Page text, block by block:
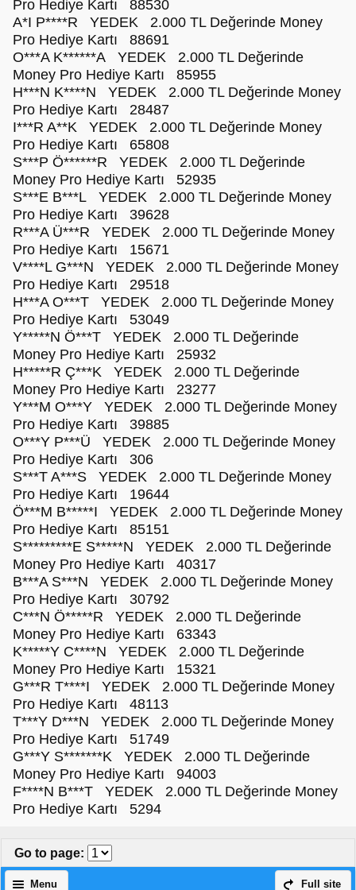
Pro Hediye Kartı 88530
A*I P****R YEDEK 2.000 TL Değerinde Money
Pro Hediye Kartı 88691
O***A K******A YEDEK 2.000 TL Değerinde
Money Pro Hediye Kartı 85955
H***N K****N YEDEK 2.000 TL Değerinde Money
Pro Hediye Kartı 28487
I***R A**K YEDEK 2.000 TL Değerinde Money
Pro Hediye Kartı 65808
S***P Ö******R YEDEK 2.000 TL Değerinde
Money Pro Hediye Kartı 52935
S***E B***L YEDEK 2.000 TL Değerinde Money
Pro Hediye Kartı 39628
R***A Ü***R YEDEK 2.000 TL Değerinde Money
Pro Hediye Kartı 15671
V****L G***N YEDEK 2.000 TL Değerinde Money
Pro Hediye Kartı 29518
H***A O***T YEDEK 2.000 TL Değerinde Money
Pro Hediye Kartı 53049
Y*****N Ö***T YEDEK 2.000 TL Değerinde
Money Pro Hediye Kartı 25932
H*****R Ç***K YEDEK 2.000 TL Değerinde
Money Pro Hediye Kartı 23277
Y***M O***Y YEDEK 2.000 TL Değerinde Money
Pro Hediye Kartı 39885
O***Y P***Ü YEDEK 2.000 TL Değerinde Money
Pro Hediye Kartı 306
S***T A***S YEDEK 2.000 TL Değerinde Money
Pro Hediye Kartı 19644
Ö***M B*****I YEDEK 2.000 TL Değerinde Money
Pro Hediye Kartı 85151
S*********E S*****N YEDEK 2.000 TL Değerinde
Money Pro Hediye Kartı 40317
B***A S***N YEDEK 2.000 TL Değerinde Money
Pro Hediye Kartı 30792
C***N Ö*****R YEDEK 2.000 TL Değerinde
Money Pro Hediye Kartı 63343
K*****Y C****N YEDEK 2.000 TL Değerinde
Money Pro Hediye Kartı 15321
G***R T****I YEDEK 2.000 TL Değerinde Money
Pro Hediye Kartı 48113
T***Y D***N YEDEK 2.000 TL Değerinde Money
Pro Hediye Kartı 51749
G***Y S*******K YEDEK 2.000 TL Değerinde
Money Pro Hediye Kartı 94003
F****N B***T YEDEK 2.000 TL Değerinde Money
Pro Hediye Kartı 5294
Go to page:
Full site
Menu